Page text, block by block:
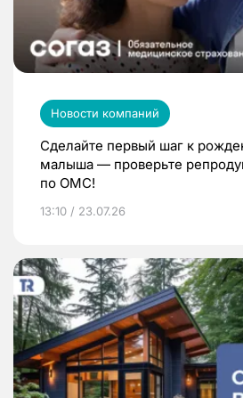
Новости компаний
Сделайте первый шаг к
малыша — проверьте
по ОМС!
13:10 / 23.07.26